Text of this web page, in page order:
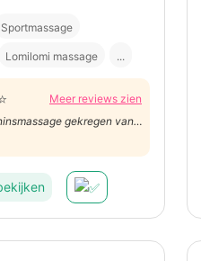
Sportmassage
Lomilomi massage ...
Meer reviews zien
gekregen van